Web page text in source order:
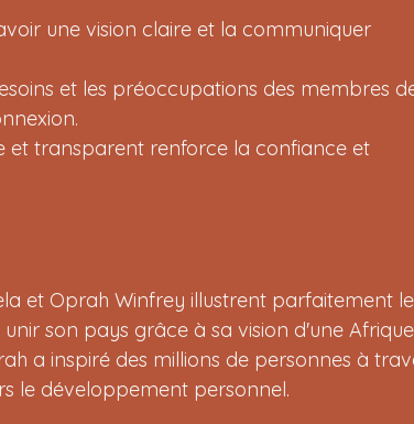
une vision claire et la communiquer
et les préoccupations des membres
et transparent renforce la confiance et
et Oprah Winfrey illustrent parfaitement le
son pays grâce à sa vision d'une
a inspiré des millions de personnes à
le développement personnel.